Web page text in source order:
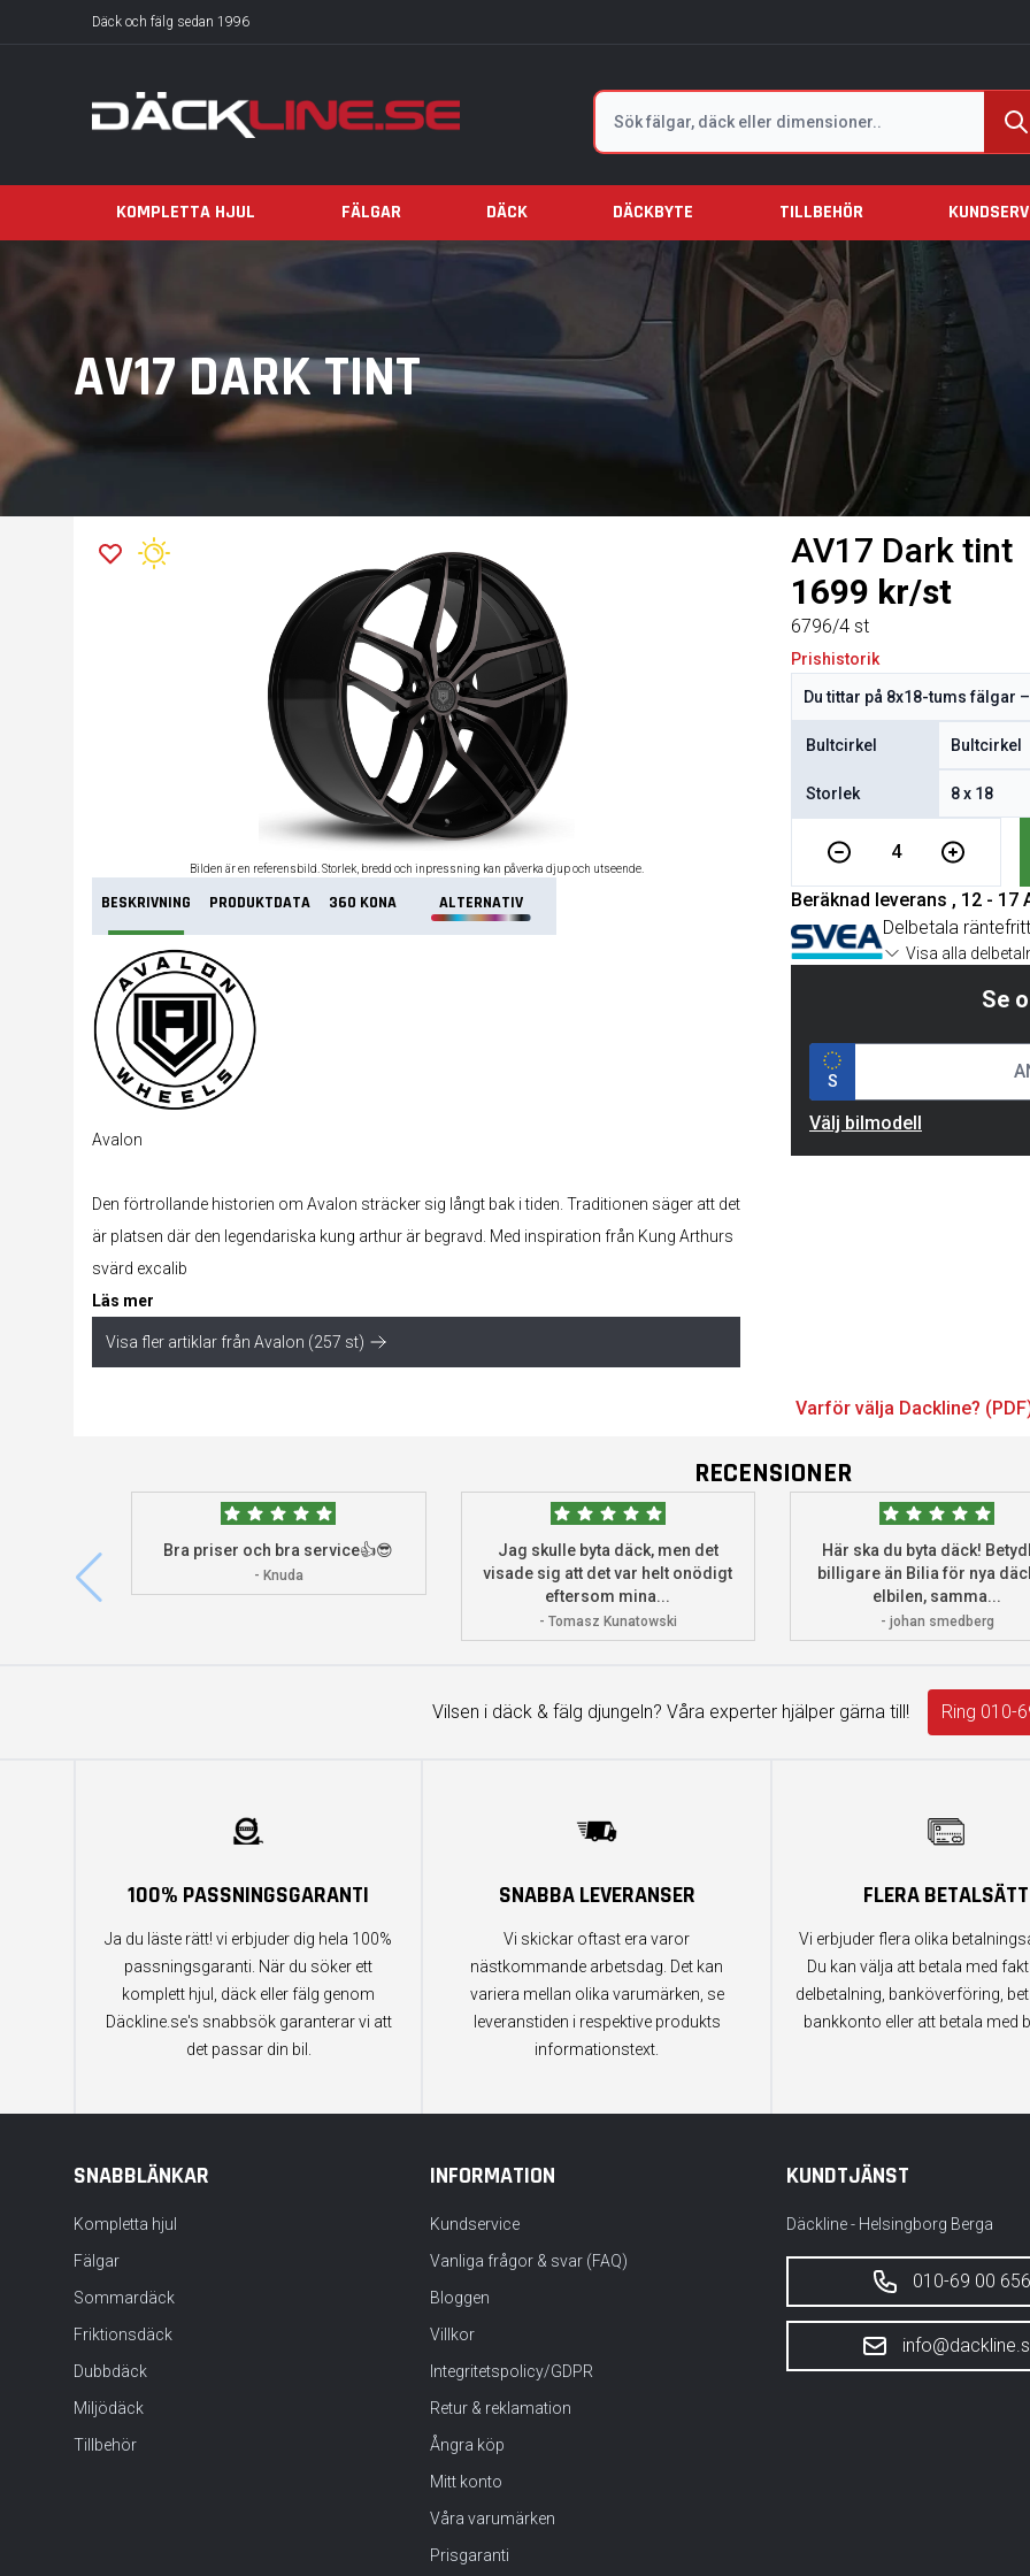
Däck och fälg sedan 1996
Sök
KOMPLETTA HJUL FÄLGAR DÄCK DÄCKBYTE TILLBEHÖR
AV17 DARK TINT
AV17 Dark tint
1699 kr/st
6796/4 st
Prishistorik
Bultcirkel
Storlek
4
Beräknad leverans , 12 - 17
Delbetala
Visa alla
Se
S
Välj bilmodell
Bilden är en referensbild. Storlek, bredd och inpressning kan påverka djup och utseende.
BESKRIVNING PRODUKTDATA 360 KONA ALTERNATIV
Avalon
Den förtrollande historien om Avalon sträcker sig långt bak i tiden. Traditionen säger att det
är platsen där den legendariska kung arthur är begravd. Med inspiration från Kung Arthurs
svärd excalib
Läs mer
Visa fler artiklar från Avalon (257 st)
Varför välja Dackline?
RECENSIONER
Bra priser och bra service👍😎
- Knuda
Jag skulle byta däck, men det
visade sig att det var helt onödigt
eftersom mina...
- Tomasz Kunatowski
Här ska du byta däck!
billigare än Bilia för nya
elbilen, samma...
- johan smedberg
Vilsen i däck & fälg djungeln? Våra experter hjälper gärna till! Ring 010-
100% PASSNINGSGARANTI
Ja du läste rätt! vi erbjuder dig hela 100%
passningsgaranti. När du söker ett
komplett hjul, däck eller fälg genom
Däckline.se's snabbsök garanterar vi att
det passar din bil.
SNABBA LEVERANSER
Vi skickar oftast era varor
nästkommande arbetsdag. Det kan
variera mellan olika varumärken, se
leveranstiden i respektive produkts
informationstext.
FLERA BETALSÄTT
Vi erbjuder flera olika
Du kan välja att betala med
delbetalning, banköverföring,
bankkonto eller att betala med
SNABBLÄNKAR
Kompletta hjul
Fälgar
Sommardäck
Friktionsdäck
Dubbdäck
Miljödäck
Tillbehör
INFORMATION
Kundservice
Vanliga frågor & svar (FAQ)
Bloggen
Villkor
Integritetspolicy/GDPR
Retur & reklamation
Ångra köp
Mitt konto
Våra varumärken
Prisgaranti
KUNDTJÄNST
Däckline - Helsingborg Berga
010-69 00 656